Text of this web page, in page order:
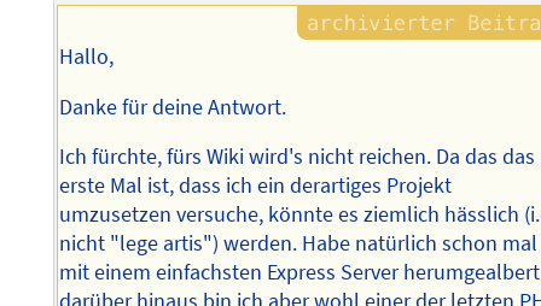
Hallo,
Danke für deine Antwort.
Ich fürchte, fürs Wiki wird's nicht reichen. Da das das
erste Mal ist, dass ich ein derartiges Projekt
umzusetzen versuche, könnte es ziemlich hässlich
nicht "lege artis") werden. Habe natürlich schon mal
mit einem einfachsten Express Server